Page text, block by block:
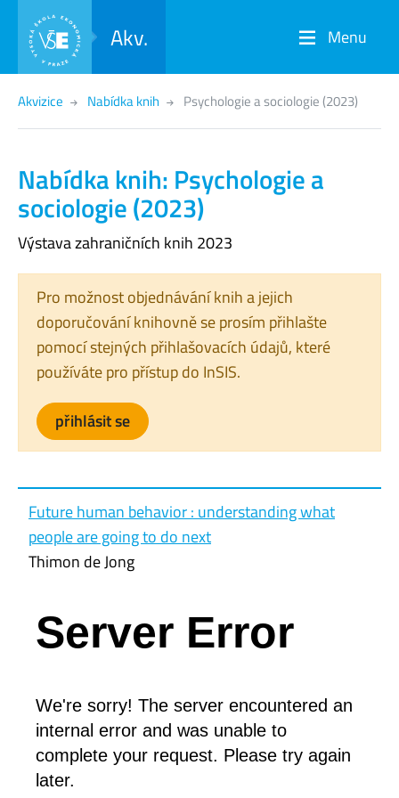
Server Error
We're sorry! The server encountered an
internal error and was unable to
complete your request. Please try again
later.
Akv. Menu
Akvizice Nabídka knih Psychologie a sociologie (2023)
Nabídka knih: Psychologie a
sociologie (2023)
Výstava zahraničních knih 2023
Pro možnost objednávání knih a jejich
doporučování knihovně se prosím přihlašte
pomocí stejných přihlašovacích údajů, které
používáte pro přístup do InSIS.
přihlásit se
Future human behavior : understanding what
people are going to do next
Thimon de Jong
Principles of behavioral economics : bringing
together old, new and evolutionary approaches
Routledge Handbook on Consumption
Margit Keller; Bente Halkier; Terhi-Anna Wilska;
Monica Truninger